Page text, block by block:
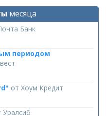
месяца
Банк
периодом
от Хоум Кредит
Уралсиб